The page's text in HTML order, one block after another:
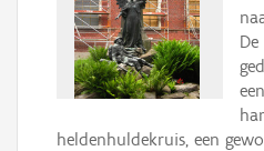
heldenhuldekruis, een